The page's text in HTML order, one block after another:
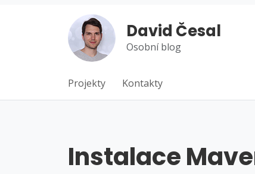
David Česal
Osobní blog
Projekty Kontakty
Instalace